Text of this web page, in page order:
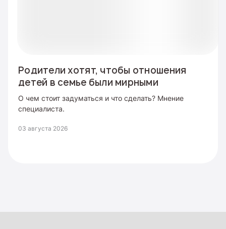
Родители хотят, чтобы отношения
детей в семье были мирными
О чем стоит задуматься и что сделать? Мнение
специалиста.
03 августа 2026